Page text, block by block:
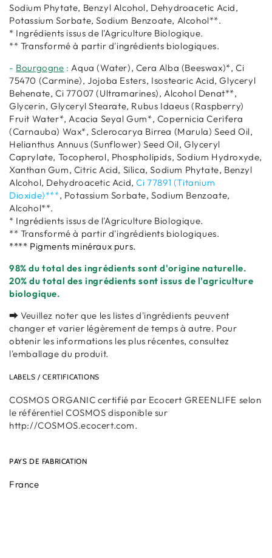
Sodium Phytate, Benzyl Alcohol, Dehydroacetic Acid,
Potassium Sorbate, Sodium Benzoate, Alcohol**.
* Ingrédients issus de l'Agriculture Biologique.
** Transformé à partir d'ingrédients biologiques.
- Bourgogne : Aqua (Water), Cera Alba (Beeswax)*, Ci
75470 (Carmine), Jojoba Esters, Isostearic Acid, Glyceryl
Behenate, Ci 77007 (Ultramarines), Alcohol Denat**,
Glycerin, Glyceryl Stearate, Rubus Idaeus (Raspberry)
Fruit Water*, Acacia Seyal Gum*, Copernicia Cerifera
(Carnauba) Wax*, Sclerocarya Birrea (Marula) Seed Oil,
Helianthus Annuus (Sunflower) Seed Oil, Glyceryl
Caprylate, Tocopherol, Phospholipids, Sodium Hydroxyde,
Xanthan Gum, Citric Acid, Silica, Sodium Phytate, Benzyl
Alcohol, Dehydroacetic Acid, Ci 77891 (Titanium
Dioxide)***, Potassium Sorbate, Sodium Benzoate,
Alcohol**.
* Ingrédients issus de l'Agriculture Biologique.
** Transformé à partir d'ingrédients biologiques.
**** Pigments minéraux purs.
98% du total des ingrédients sont d'origine naturelle.
20% du total des ingrédients sont issus de l'agriculture
biologique.
⮕ Veuillez noter que les listes d'ingrédients peuvent
changer et varier légèrement de temps à autre. Pour
obtenir les informations les plus récentes, consultez
l'emballage du produit.
LABELS / CERTIFICATIONS
COSMOS ORGANIC certifié par Ecocert GREENLIFE selon
le référentiel COSMOS disponible sur
http://COSMOS.ecocert.com.
PAYS DE FABRICATION
France